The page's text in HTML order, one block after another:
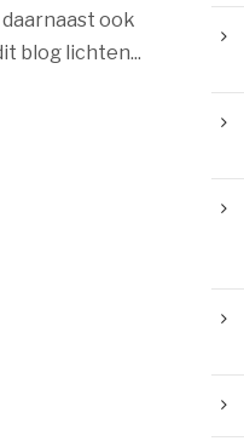
ook
blog lichten...